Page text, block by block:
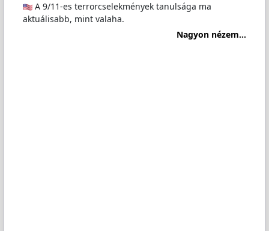
A 9/11-es terrorcselekmények tanulsága ma
aktuálisabb, mint valaha.
Nagyon nézem...